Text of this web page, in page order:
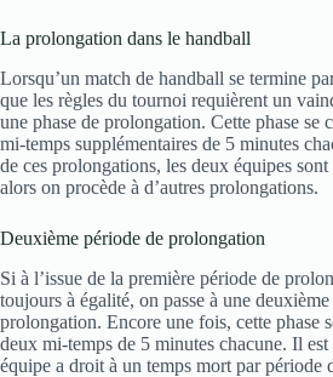
La prolongation dans le handball
Lorsqu’un match de handball se termine
que les règles du tournoi requièrent un
une phase de prolongation. Cette phase se
mi-temps supplémentaires de 5 minutes
de ces prolongations, les deux équipes
alors on procède à d’autres prolongations.
Deuxième période de prolongation
Si à l’issue de la première période de
toujours à égalité, on passe à une
prolongation. Encore une fois, cette phase
deux mi-temps de 5 minutes chacune. Il
équipe a droit à un temps mort par période